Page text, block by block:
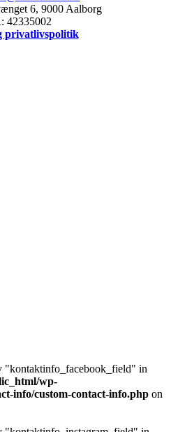
6, 9000 Aalborg
42335002
privatlivspolitik
"kontaktinfo_facebook_field" in
wp-
info/custom-contact-info.php on